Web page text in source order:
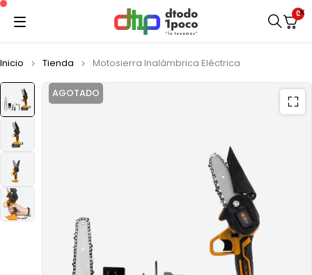
0
Inicio Tienda Motosierra Inalámbrica Eléctrica
AGOTADO